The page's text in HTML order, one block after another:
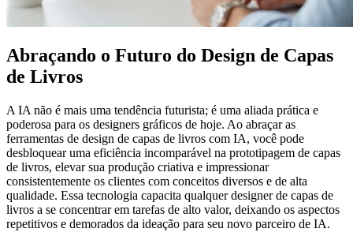
Abraçando o Futuro do Design de Capas
de Livros
A IA não é mais uma tendência futurista; é uma aliada prática e
poderosa para os designers gráficos de hoje. Ao abraçar as
ferramentas de design de capas de livros com IA, você pode
desbloquear uma eficiência incomparável na prototipagem de capas
de livros, elevar sua produção criativa e impressionar
consistentemente os clientes com conceitos diversos e de alta
qualidade. Essa tecnologia capacita qualquer designer de capas de
livros a se concentrar em tarefas de alto valor, deixando os aspectos
repetitivos e demorados da ideação para seu novo parceiro de IA.